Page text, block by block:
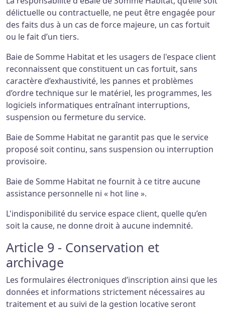
délictuelle ou contractuelle, ne peut être engagée pour
des faits dus à un cas de force majeure, un cas fortuit
ou le fait d’un tiers.
Baie de Somme Habitat et les usagers de l'espace client
reconnaissent que constituent un cas fortuit, sans
caractère d’exhaustivité, les pannes et problèmes
d’ordre technique sur le matériel, les programmes, les
logiciels informatiques entraînant interruptions,
suspension ou fermeture du service.
Baie de Somme Habitat ne garantit pas que le service
proposé soit continu, sans suspension ou interruption
provisoire.
Baie de Somme Habitat ne fournit à ce titre aucune
assistance personnelle ni « hot line ».
L'indisponibilité du service espace client, quelle qu’en
soit la cause, ne donne droit à aucune indemnité.
Article 9 - Conservation et
archivage
Les formulaires électroniques d’inscription ainsi que les
données et informations strictement nécessaires au
traitement et au suivi de la gestion locative seront